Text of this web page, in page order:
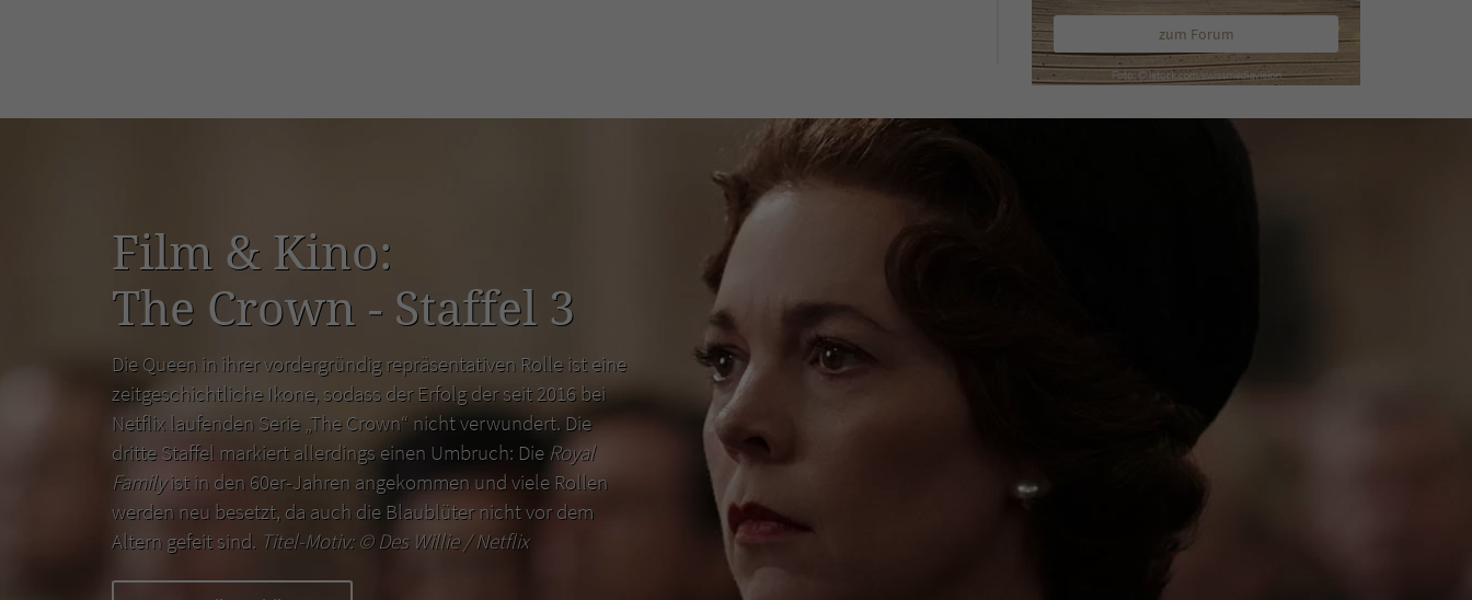
zum Forum
Film & Kino:
The Crown - Staffel 3
Die Queen in ihrer vordergründig repräsentativen Rolle ist eine
zeitgeschichtliche Ikone, sodass der Erfolg der seit 2016 bei
Netflix laufenden Serie „The Crown“ nicht verwundert. Die
dritte Staffel markiert allerdings einen Umbruch: Die Royal
Familyist in den 60er-Jahren angekommen und viele Rollen
werden neu besetzt, da auch die Blaublüter nicht vor dem
Altern gefeit sind. Titel-Motiv: ©Des Willie / Netflix